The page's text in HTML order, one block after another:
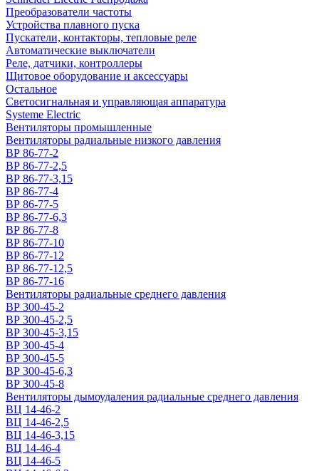
Преобразователи частоты
Устройства плавного пуска
Пускатели, контакторы, тепловые реле
Автоматические выключатели
Реле, датчики, контроллеры
Щитовое оборудование и аксессуары
Остальное
Светосигнальная и управляющая аппаратура
Systeme Electric
Вентиляторы промышленные
Вентиляторы радиальные низкого давления
ВР 86-77-2
ВР 86-77-2,5
ВР 86-77-3,15
ВР 86-77-4
ВР 86-77-5
ВР 86-77-6,3
ВР 86-77-8
ВР 86-77-10
ВР 86-77-12
ВР 86-77-12,5
ВР 86-77-16
Вентиляторы радиальные среднего давления
ВР 300-45-2
ВР 300-45-2,5
ВР 300-45-3,15
ВР 300-45-4
ВР 300-45-5
ВР 300-45-6,3
ВР 300-45-8
Вентиляторы дымоудаления радиальные среднего давления
ВЦ 14-46-2
ВЦ 14-46-2,5
ВЦ 14-46-3,15
ВЦ 14-46-4
ВЦ 14-46-5